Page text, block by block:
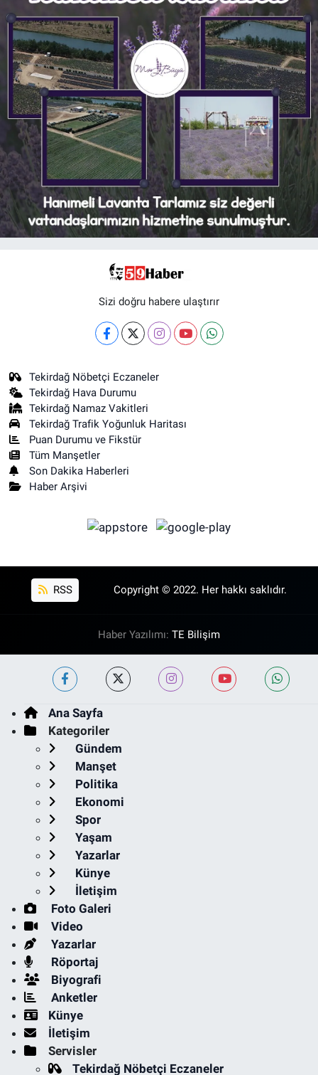
Sizi doğru habere ulaştırır
Tekirdağ Nöbetçi Eczaneler
Tekirdağ Hava Durumu
Tekirdağ Namaz Vakitleri
Tekirdağ Trafik Yoğunluk Haritası
Puan Durumu ve Fikstür
Tüm Manşetler
Son Dakika Haberleri
Haber Arşivi
RSS Copyright © 2022. Her hakkı saklıdır.
Haber Yazılımı: TE Bilişim
Ana Sayfa
Kategoriler
Gündem
Manşet
Politika
Ekonomi
Spor
Yaşam
Yazarlar
Künye
İletişim
Foto Galeri
Video
Yazarlar
Röportaj
Biyografi
Anketler
Künye
İletişim
Servisler
Tekirdağ Nöbetçi Eczaneler